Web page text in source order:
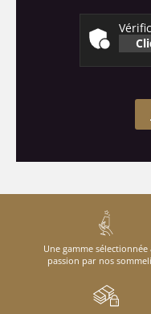
Une gamme sélectionnée
passion par nos